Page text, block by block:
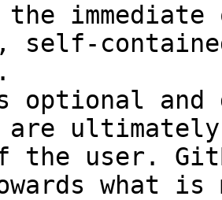
self-
optional and
are
the user.
what